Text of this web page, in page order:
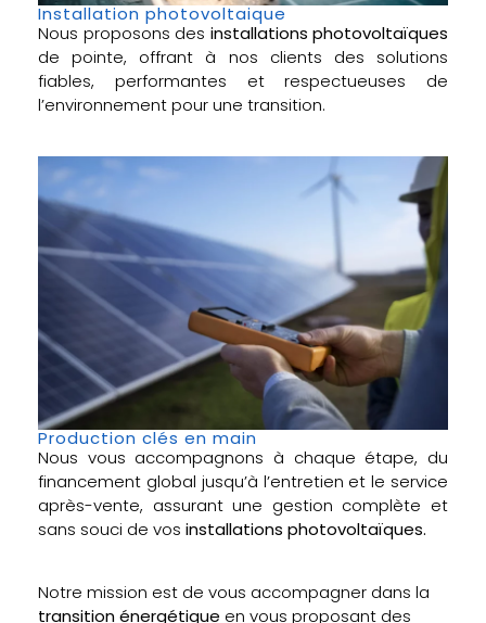
Installation photovoltaique
Nous proposons des installations photovoltaïques
de pointe, offrant à nos clients des solutions
fiables, performantes et respectueuses de
l’environnement pour une transition.
Production clés en main
Nous vous accompagnons à chaque étape, du
financement global jusqu’à l’entretien et le service
après-vente, assurant une gestion complète et
sans souci de vos installations photovoltaïques.
Notre mission est de vous accompagner dans la
transition énergétique en vous proposant des